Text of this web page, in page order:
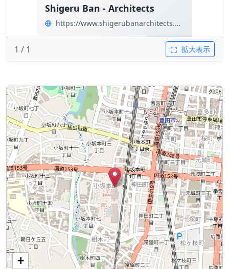
Shigeru Ban - Architects
https://www.shigerubanarchitects.com/
1 / 1 拡大表示
+